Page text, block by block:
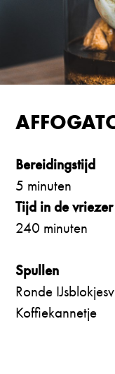
5 minuten
Tijd in de vriezer
240 minuten
Spullen
Ronde
Koffiekannetje